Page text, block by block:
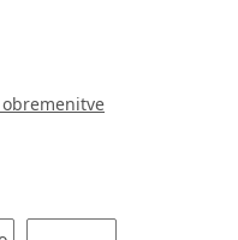
obremenitve